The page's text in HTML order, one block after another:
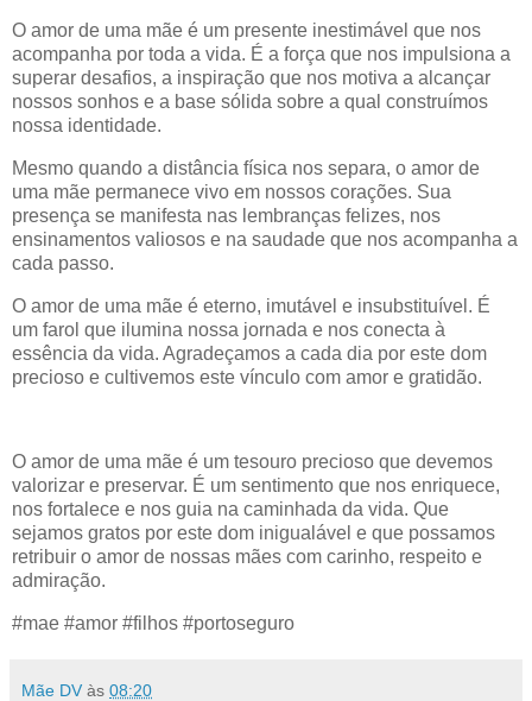
O amor de uma mãe é um presente inestimável que nos
acompanha por toda a vida. É a força que nos impulsiona a
superar desafios, a inspiração que nos motiva a alcançar
nossos sonhos e a base sólida sobre a qual construímos
nossa identidade.
Mesmo quando a distância física nos separa, o amor de
uma mãe permanece vivo em nossos corações. Sua
presença se manifesta nas lembranças felizes, nos
ensinamentos valiosos e na saudade que nos acompanha a
cada passo.
O amor de uma mãe é eterno, imutável e insubstituível. É
um farol que ilumina nossa jornada e nos conecta à
essência da vida. Agradeçamos a cada dia por este dom
precioso e cultivemos este vínculo com amor e gratidão.
O amor de uma mãe é um tesouro precioso que devemos
valorizar e preservar. É um sentimento que nos enriquece,
nos fortalece e nos guia na caminhada da vida. Que
sejamos gratos por este dom inigualável e que possamos
retribuir o amor de nossas mães com carinho, respeito e
admiração.
#mae #amor #filhos #portoseguro
Mãe DV às 08:20